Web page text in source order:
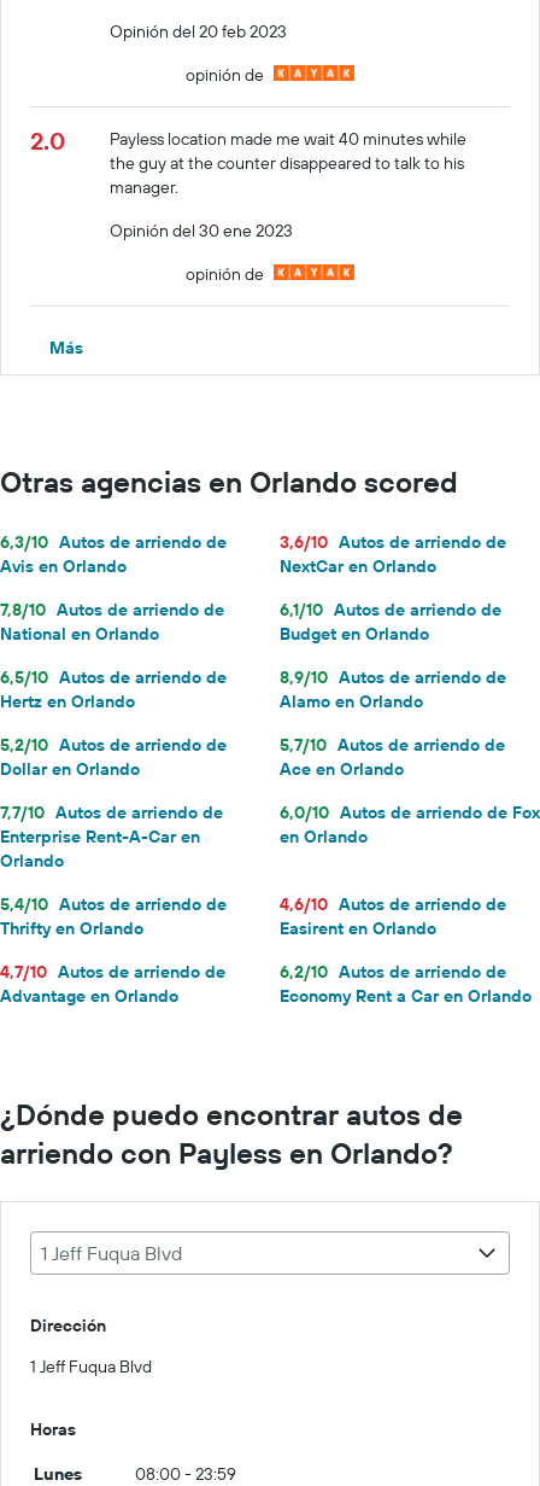
Opinión del 20 feb 2023
opinión de
2.0
Payless location made me wait 40 minutes while
the guy at the counter disappeared to talk to his
manager.
Opinión del 30 ene 2023
opinión de
Más
Otras agencias en Orlando scored
6,3/10 Autos de arriendo de
Avis en Orlando
3,6/10 Autos de arriendo de
NextCar en Orlando
7,8/10 Autos de arriendo de
National en Orlando
6,1/10 Autos de arriendo de
Budget en Orlando
6,5/10 Autos de arriendo de
Hertz en Orlando
8,9/10 Autos de arriendo de
Alamo en Orlando
5,2/10 Autos de arriendo de
Dollar en Orlando
5,7/10 Autos de arriendo de
Ace en Orlando
7,7/10 Autos de arriendo de
Enterprise Rent-A-Car en
Orlando
6,0/10 Autos de arriendo de Fox
en Orlando
5,4/10 Autos de arriendo de
Thrifty en Orlando
4,6/10 Autos de arriendo de
Easirent en Orlando
4,7/10 Autos de arriendo de
Advantage en Orlando
6,2/10 Autos de arriendo de
Economy Rent a Car en Orlando
¿Dónde puedo encontrar autos de
arriendo con Payless en Orlando?
1 Jeff Fuqua Blvd
Dirección
1 Jeff Fuqua Blvd
Horas
Lunes
08:00 - 23:59